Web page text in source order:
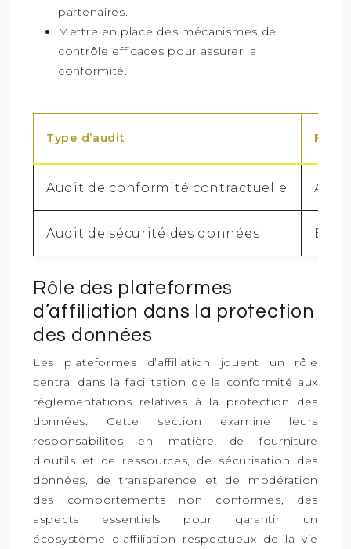
partenaires.
Mettre en place des mécanismes de
contrôle efficaces pour assurer la
conformité.
Type d’audit
Audit de conformité contractuelle
Audit de sécurité des données
Rôle des plateformes
d’affiliation dans la protection
des données
Les plateformes d’affiliation jouent un rôle
central dans la facilitation de la conformité aux
réglementations relatives à la protection des
données. Cette section examine leurs
responsabilités en matière de fourniture
d’outils et de ressources, de sécurisation des
données, de transparence et de modération
des comportements non conformes, des
aspects essentiels pour garantir un
écosystème d’affiliation respectueux de la vie